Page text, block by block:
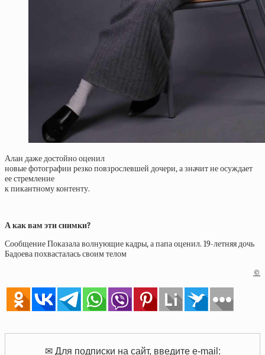
Алан даже достойно оценил
новые фотографии резко повзрослевшей дочери, а значит не осуждает
ее стремление
к пикантному контенту.
А как вам эти снимки?
Сообщение Показала волнующие кадры, а папа оценил. 19-летняя дочь
Бадоева похвасталась своим телом
©
✉ Для подписки на сайт, введите e-mail: